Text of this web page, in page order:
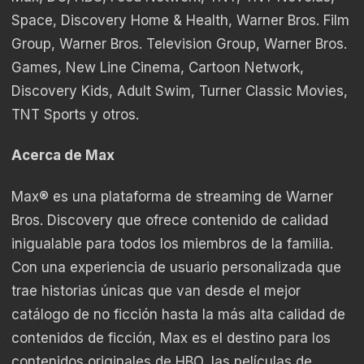
Space, Discovery Home & Health, Warner Bros. Film
Group, Warner Bros. Television Group, Warner Bros.
Games, New Line Cinema, Cartoon Network,
Discovery Kids, Adult Swim, Turner Classic Movies,
TNT Sports y otros.
Acerca de Max
Max® es una plataforma de streaming de Warner
Bros. Discovery que ofrece contenido de calidad
inigualable para todos los miembros de la familia.
Con una experiencia de usuario personalizada que
trae historias únicas que van desde el mejor
catálogo de no ficción hasta la más alta calidad de
contenidos de ficción, Max es el destino para los